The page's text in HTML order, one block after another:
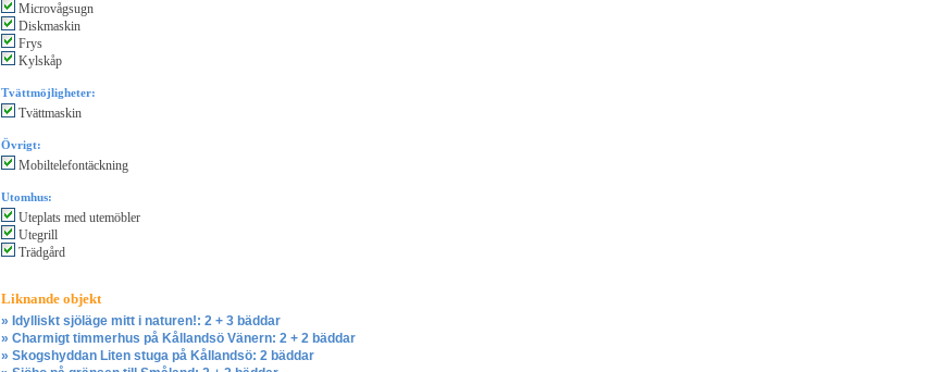
Microvågsugn
Diskmaskin
Frys
Kylskåp
Tvättmöjligheter:
Tvättmaskin
Övrigt:
Mobiltelefontäckning
Utomhus:
Uteplats med utemöbler
Utegrill
Trädgård
Liknande objekt
» Idylliskt sjöläge mitt i naturen!: 2 + 3 bäddar
» Charmigt timmerhus på Kållandsö Vänern: 2 + 2 bäddar
» Skogshyddan Liten stuga på Kållandsö: 2 bäddar